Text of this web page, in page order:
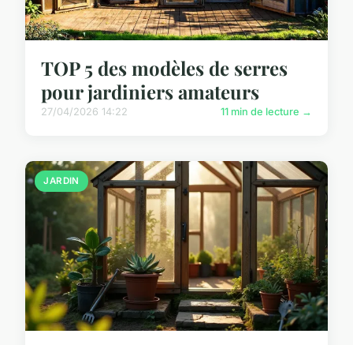
TOP 5 des modèles de serres
pour jardiniers amateurs
27/04/2026 14:22 11 min de lecture →
JARDIN